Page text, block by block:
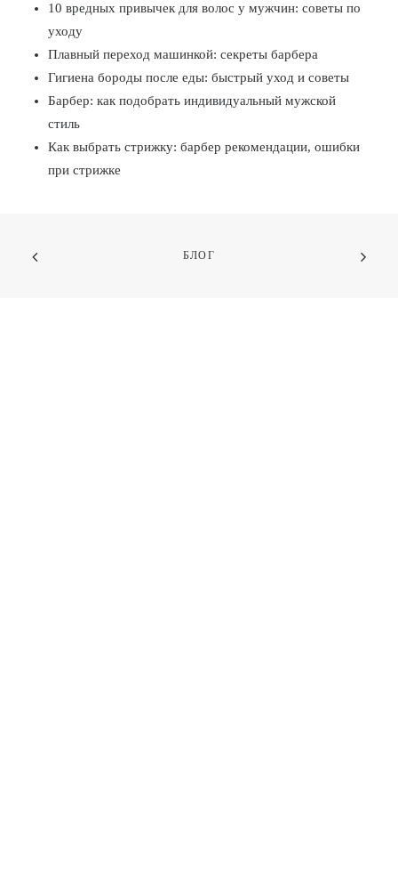
10 вредных привычек для волос у мужчин: советы по
уходу
Плавный переход машинкой: секреты барбера
Гигиена бороды после еды: быстрый уход и советы
Барбер: как подобрать индивидуальный мужской
стиль
Как выбрать стрижку: барбер рекомендации, ошибки
при стрижке
БЛОГ